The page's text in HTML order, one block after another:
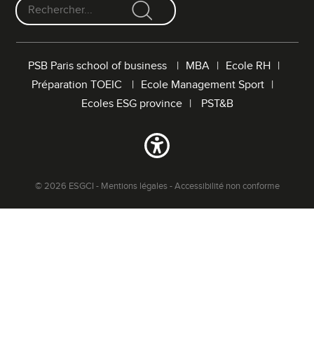
F
PSB Paris school of business MBA
Ecole RH
Préparation TOEIC
Ecole Management Sport
Ecoles ESG province
PST&B
© 2026 ESGCI - Mentions légales-Accessibilité non conforme